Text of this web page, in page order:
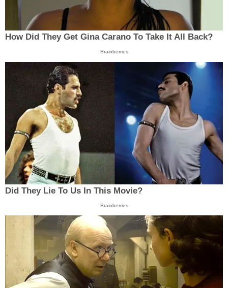
How Did They Get Gina Carano To Take It All Back?
Brainberries
Did They Lie To Us In This Movie?
Brainberries